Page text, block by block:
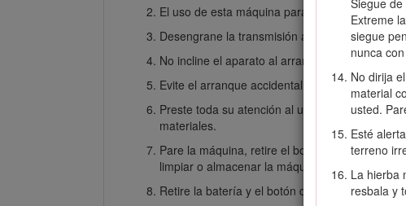
Siegue
Extreme
siegue
nunca
No dirija
material
usted.
Esté
terreno
La hierba
resbala y
El uso de esta máquina para otros propósitos
Desengrane la transmisión autopropulsada
No incline el aparato al arrancar el motor.
Evite el arranque accidental – asegúrese de
Preste toda su atención al utilizar la máquina.
materiales.
Pare la máquina, retire el botón de arranque
limpiar o almacenar la máquina.
Retire la batería y el botón de arranque